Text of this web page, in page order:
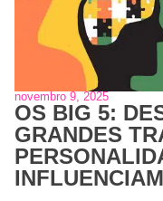
novembro 9, 2025
OS BIG 5:
GRANDES